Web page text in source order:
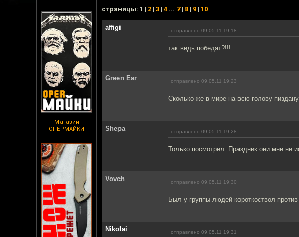
Магазин
ОПЕРМАЙКИ
cтраницы: 1 | 2 | 3 | 4 ... 7| 8 | 9 | 10
affigi отправлено 09.05.11 19:18
так ведь победят?!!!
Green Ear отправлено 09.05.11 19:23
Сколько же в мире на всю голову
Shepa отправлено 09.05.11 19:28
Только посмотрел. Праздник они мне не
Vovch отправлено 09.05.11 19:30
Был у группы людей короткоствол
Nikolai отправлено 09.05.11 19:31